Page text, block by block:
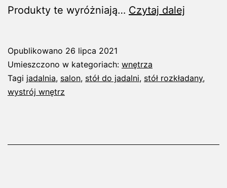
Produkty te wyróżniają… Czytaj dalej
do
salonów
Opublikowano 26 lipca 2021
Umieszczono w kategoriach: wnętrza
Tagi jadalnia, salon, stół do jadalni, stół rozkładany,
wystrój wnętrz